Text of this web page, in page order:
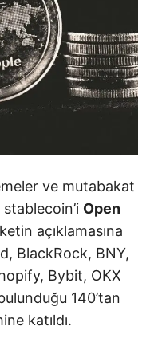
ve mutabakat
Open
açıklamasına
BlackRock, BNY,
Bybit, OKX
140’tan
katıldı.